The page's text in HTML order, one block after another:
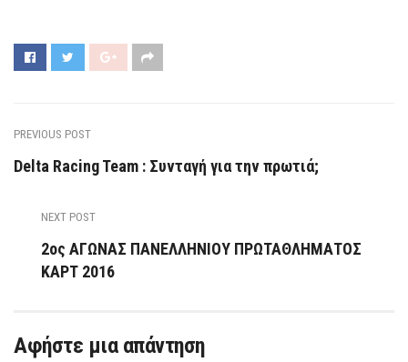
PREVIOUS POST
Delta Racing Team : Συνταγή για την πρωτιά;
NEXT POST
2ος ΑΓΩΝΑΣ ΠΑΝΕΛΛΗΝΙΟΥ ΠΡΩΤΑΘΛΗΜΑΤΟΣ
ΚΑΡΤ 2016
Αφήστε μια απάντηση